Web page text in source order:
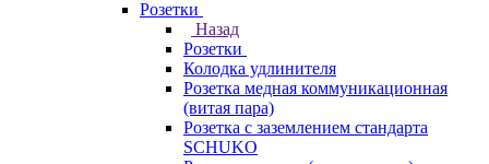
Розетки
Назад
Розетки
Колодка удлинителя
Розетка медная коммуникационная
(витая пара)
Розетка с заземлением стандарта
SCHUKO